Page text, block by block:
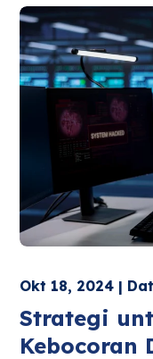
Okt 18, 2024 |
Strategi
Kebocoran